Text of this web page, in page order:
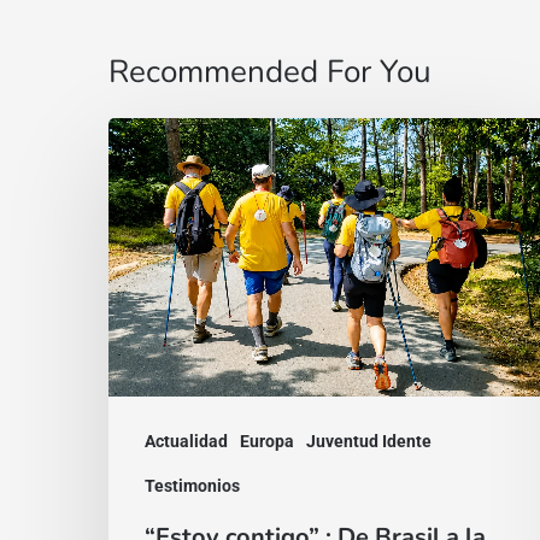
Recommended For You
Actualidad Europa Juventud Idente
Testimonios
“Estoy
contigo”
:
De
Brasil
a
la
testimonios